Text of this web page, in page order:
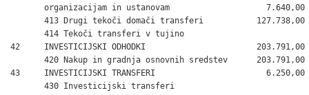
       organizacijam in ustanovam                    7.640,00
       413 Drugi tekoči domači transferi           127.738,00
       414 Tekoči transferi v tujino
42     INVESTICIJSKI ODHODKI                       203.791,00
       420 Nakup in gradnja osnovnih sredstev      203.791,00
43     INVESTICIJSKI TRANSFERI                       6.250,00
       430 Investicijski transferi